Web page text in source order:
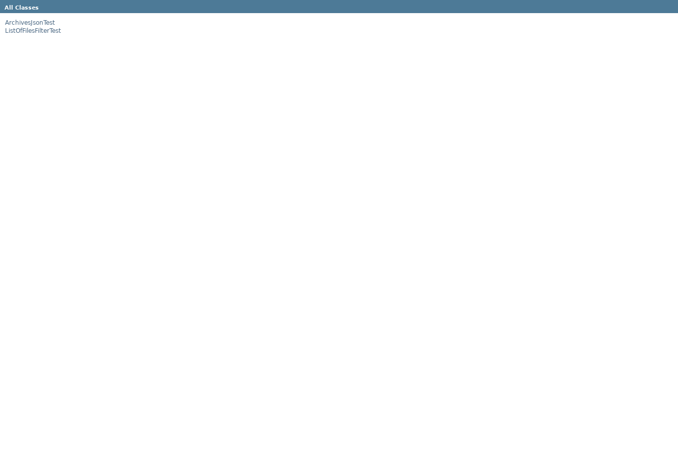
All Classes
ArchivesJsonTest
ListOfFilesFilterTest